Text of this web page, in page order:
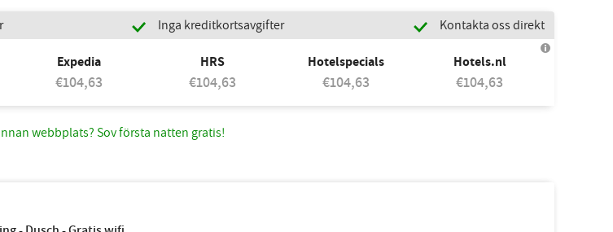
Inga kreditkortsavgifter Kontakta oss direkt
Expedia
€104,63
HRS
€104,63
Hotelspecials
€104,63
Hotels.nl
€104,63
webbplats? Sov första natten gratis!